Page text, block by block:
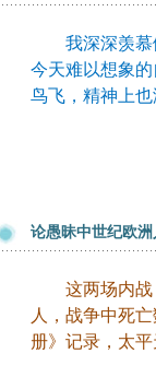
我深深羡慕伍
今天难以想象
鸟飞，精神上
论愚昧中世纪欧
这两场内战，
人，战争中死
册》记录， 太